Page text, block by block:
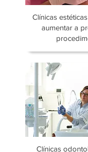
Clínicas
aumentar a
Clínicas